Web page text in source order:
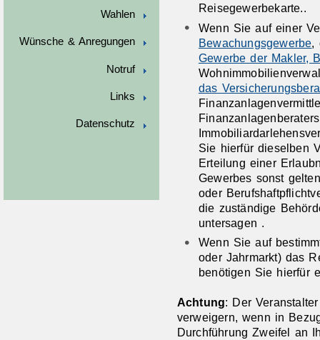
Wahlen
Wünsche & Anregungen
Notruf
Links
Datenschutz
Reisegewerbekarte..
Wenn Sie auf einer
Bewachungsgewerbe
Gewerbe der Makler,
das
Sie hierfür dieselben
Erteilung einer
Gewerbes sonst
oder
die zuständige
untersagen .
Wenn Sie auf
oder Jahrmarkt) das
benötigen Sie hierfür
Achtung: Der
verweigern, wenn in
Durchführung Zweifel an